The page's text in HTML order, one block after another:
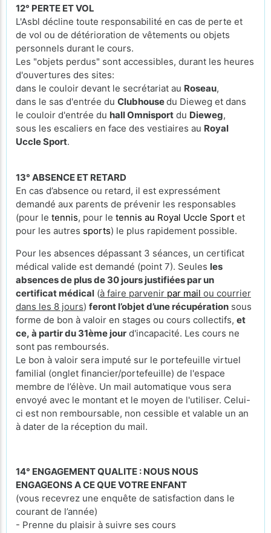
12° PERTE ET VOL
L'Asbl décline toute responsabilité en cas de perte et
de vol ou de détérioration de vêtements ou objets
personnels durant le cours.
Les "objets perdus" sont accessibles, durant les heures
d'ouvertures des sites:
dans le couloir devant le secrétariat au Roseau,
dans le sas d'entrée du Clubhousedu Dieweg et dans
le couloir d'entrée du hall Omnisport du Dieweg,
sous les escaliers en face des vestiaires au Royal
Uccle Sport.
13° ABSENCE ET RETARD
En cas d’absence ou retard, il est expressément
demandé aux parents de prévenir les responsables
(pour le tennis, pour le tennis au Royal Uccle Sport et
pour les autres sports) le plus rapidement possible.
Pour les absences dépassant 3 séances, un certificat
médical valide est demandé (point 7). Seules les
absences de plus de 30 jours justifiées par un
certificat médical (à faire parvenir par mail ou courrier
dans les 8 jours) feront l’objet d’une récupération sous
forme de bon à valoir en stages ou cours collectifs, et
ce, à partir du 31ème jour d'incapacité. Les cours ne
sont pas remboursés.
Le bon à valoir sera imputé sur le portefeuille virtuel
familial (onglet financier/portefeuille) de l'espace
membre de l’élève. Un mail automatique vous sera
envoyé avec le montant et le moyen de l'utiliser. Celui-
ci est non remboursable, non cessible et valable un an
à dater de la réception du mail.
14° ENGAGEMENT QUALITE : NOUS NOUS
ENGAGEONS A CE QUE VOTRE ENFANT
(vous recevrez une enquête de satisfaction dans le
courant de l’année)
- Prenne du plaisir à suivre ses cours